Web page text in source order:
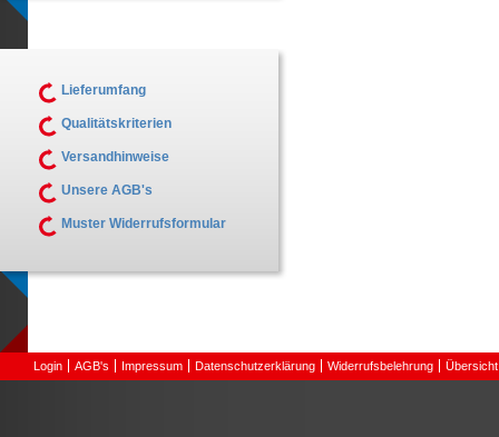
Lieferumfang
Qualitätskriterien
Versandhinweise
Unsere AGB's
Muster Widerrufsformular
Login AGB's Impressum Datenschutzerklärung Widerrufsbelehrung